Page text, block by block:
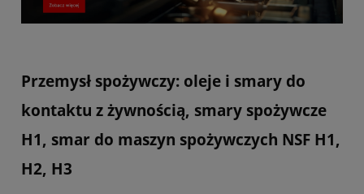
Przemysł spożywczy: oleje i smary do
kontaktu z żywnością, smary spożywcze
H1, smar do maszyn spożywczych NSF H1,
H2, H3